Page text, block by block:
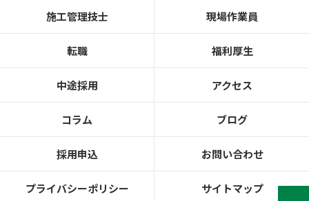
施工管理技士 現場作業員
転職 福利厚生
中途採用 アクセス
コラム ブログ
採用申込 お問い合わせ
プライバシーポリシー サイトマップ